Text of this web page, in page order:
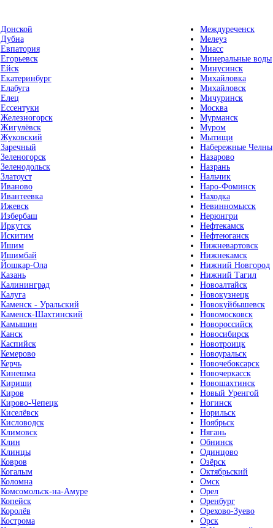
Донской
Дубна
Евпатория
Егорьевск
Ейск
Екатеринбург
Елабуга
Елец
Ессентуки
Железногорск
Жигулёвск
Жуковский
Заречный
Зеленогорск
Зеленодольск
Златоуст
Иваново
Ивантеевка
Ижевск
Избербаш
Иркутск
Искитим
Ишим
Ишимбай
Йошкар-Ола
Казань
Калининград
Калуга
Каменск - Уральский
Каменск-Шахтинский
Камышин
Канск
Каспийск
Кемерово
Керчь
Кинешма
Кириши
Киров
Кирово-Чепецк
Киселёвск
Кисловодск
Климовск
Клин
Клинцы
Ковров
Когалым
Коломна
Комсомольск-на-Амуре
Копейск
Королёв
Кострома
Междуреченск
Мелеуз
Миасс
Минеральные воды
Минусинск
Михайловка
Михайловск
Мичуринск
Москва
Мурманск
Муром
Мытищи
Набережные Челны
Назарово
Назрань
Нальчик
Наро-Фоминск
Находка
Невинномысск
Нерюнгри
Нефтекамск
Нефтеюганск
Нижневартовск
Нижнекамск
Нижний Новгород
Нижний Тагил
Новоалтайск
Новокузнецк
Новокуйбышевск
Новомосковск
Новороссийск
Новосибирск
Новотроицк
Новоуральск
Новочебоксарск
Новочеркасск
Новошахтинск
Новый Уренгой
Ногинск
Норильск
Ноябрьск
Нягань
Обнинск
Одинцово
Озёрск
Октябрьский
Омск
Орел
Оренбург
Орехово-Зуево
Орск